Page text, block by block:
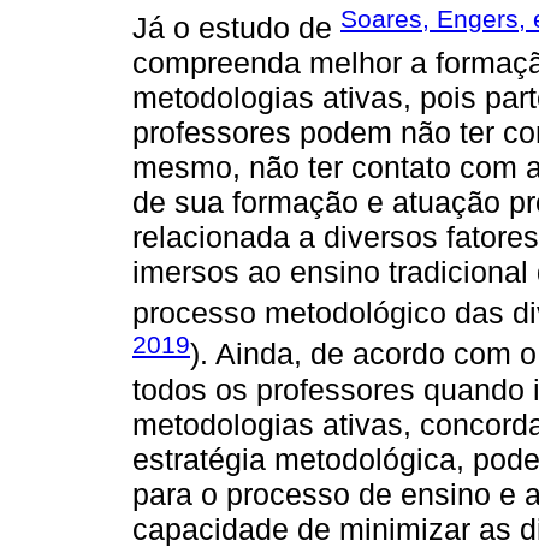
Já o estudo de Soares, Engers,
compreenda melhor a
metodologias ativas, pois
professores podem não ter
mesmo, não ter contato com
de sua formação e atuação
relacionada a diversos
imersos ao ensino
processo metodológico das
2019). Ainda, de acordo com
todos os professores
metodologias ativas,
estratégia metodológica,
para o processo de ensino e
capacidade de minimizar as